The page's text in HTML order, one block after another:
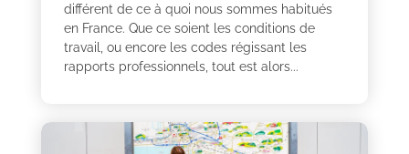
différent de ce à quoi nous sommes habitués
en France. Que ce soient les conditions de
travail, ou encore les codes régissant les
rapports professionnels, tout est alors...